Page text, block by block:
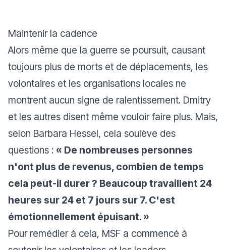
Maintenir la cadence
Alors même que la guerre se poursuit, causant
toujours plus de morts et de déplacements, les
volontaires et les organisations locales ne
montrent aucun signe de ralentissement. Dmitry
et les autres disent même vouloir faire plus. Mais,
selon Barbara Hessel, cela soulève des
questions : « De nombreuses personnes
n'ont plus de revenus, combien de temps
cela peut-il durer ? Beaucoup travaillent 24
heures sur 24 et 7 jours sur 7. C'est
émotionnellement épuisant. »
Pour remédier à cela, MSF a commencé à